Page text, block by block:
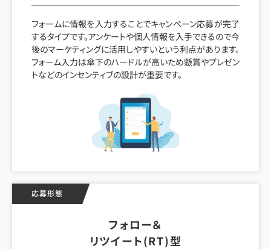
フォームに情報を入力することでキャンペーン応募が完了
するタイプです。アンケートや個人情報を入手できるので今
後のマーケティングに活用しやすいという利点があります。
フォーム入力は傘下のハードルが高いため懸賞やプレゼン
トなどのインセンティブの設計が重要です。
応募形態
フォロー＆
リツイート(RT)型